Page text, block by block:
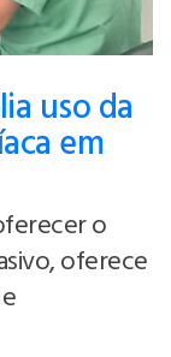
uso da
em
o
oferece